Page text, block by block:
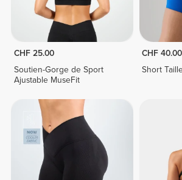
CHF 25.00
Soutien-Gorge de Sport
Ajustable MuseFit
CHF 40.00
Short